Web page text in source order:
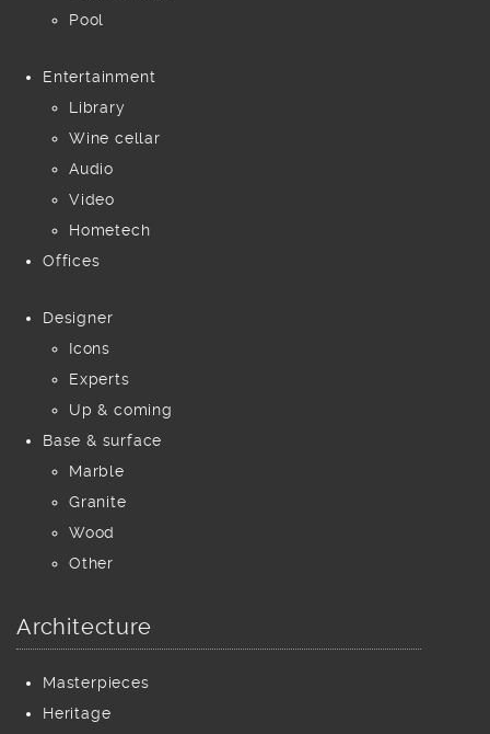
Pool
Entertainment
Library
Wine cellar
Audio
Video
Hometech
Offices
Designer
Icons
Experts
Up & coming
Base & surface
Marble
Granite
Wood
Other
Architecture
Masterpieces
Heritage